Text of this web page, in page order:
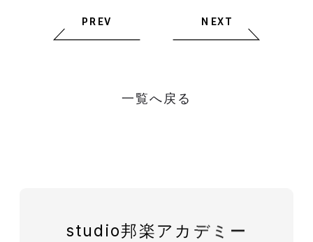
PREV NEXT
一覧へ戻る
studio邦楽アカデミー